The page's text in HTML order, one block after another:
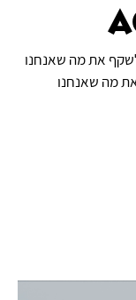
את מה שאנחנו
מה שאנחנו